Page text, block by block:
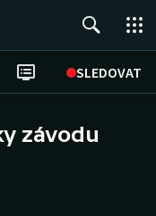
SLEDOVAT
závodu